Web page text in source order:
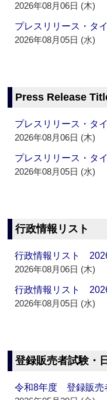
2026年08月06日 (木)
プレスリリース・タ
2026年08月05日 (水)
Press Release
プレスリリース・タ
2026年08月06日 (木)
プレスリリース・タ
2026年08月05日 (水)
行政情報リスト
行政情報リスト
2026年08月06日 (木)
行政情報リスト
2026年08月05日 (水)
登録販売者試験・
令和8年度 登録販